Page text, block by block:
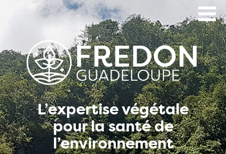
L’expertise végétale
pour la santé de
l’environnement